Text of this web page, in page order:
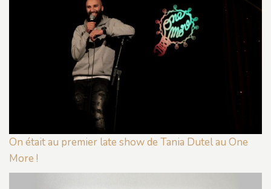
On était au premier late show de Tania Dutel au One
More !